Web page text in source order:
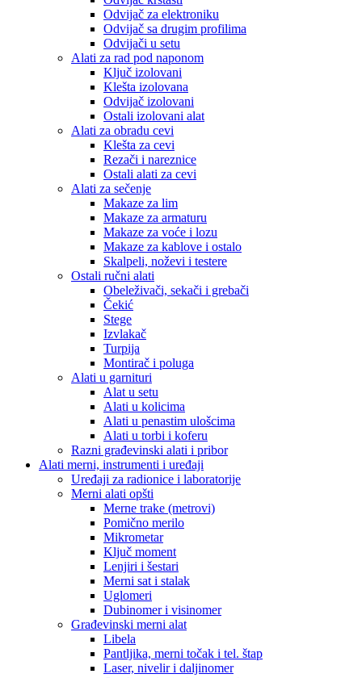
Odvijač za elektroniku
Odvijač sa drugim profilima
Odvijači u setu
Alati za rad pod naponom
Ključ izolovani
Klešta izolovana
Odvijač izolovani
Ostali izolovani alat
Alati za obradu cevi
Klešta za cevi
Rezači i nareznice
Ostali alati za cevi
Alati za sečenje
Makaze za lim
Makaze za armaturu
Makaze za voće i lozu
Makaze za kablove i ostalo
Skalpeli, noževi i testere
Ostali ručni alati
Obeleživači, sekači i grebači
Čekić
Stege
Izvlakač
Turpija
Montirač i poluga
Alati u garnituri
Alat u setu
Alati u kolicima
Alati u penastim ulošcima
Alati u torbi i koferu
Razni građevinski alati i pribor
Alati merni, instrumenti i uređaji
Uređaji za radionice i laboratorije
Merni alati opšti
Merne trake (metrovi)
Pomično merilo
Mikrometar
Ključ moment
Lenjiri i šestari
Merni sat i stalak
Uglomeri
Dubinomer i visinomer
Građevinski merni alat
Libela
Pantljika, merni točak i tel. štap
Laser, nivelir i daljinomer